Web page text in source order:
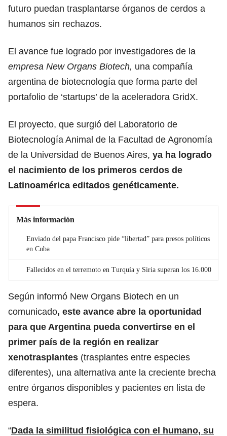
futuro puedan trasplantarse órganos de cerdos a
humanos sin rechazos.
El avance fue logrado por investigadores de la
empresa New Organs Biotech, una compañía
argentina de biotecnología que forma parte del
portafolio de ‘startups’ de la aceleradora GridX.
El proyecto, que surgió del Laboratorio de
Biotecnología Animal de la Facultad de Agronomía
de la Universidad de Buenos Aires, ya ha logrado
el nacimiento de los primeros cerdos de
Latinoamérica editados genéticamente.
Más información
Enviado del papa Francisco pide “libertad” para presos políticos
en Cuba
Fallecidos en el terremoto en Turquía y Siria superan los 16.000
Según informó New Organs Biotech en un
comunicado, este avance abre la oportunidad
para que Argentina pueda convertirse en el
primer país de la región en realizar
xenotrasplantes (trasplantes entre especies
diferentes), una alternativa ante la creciente brecha
entre órganos disponibles y pacientes en lista de
espera.
“Dada la similitud fisiológica con el humano, su